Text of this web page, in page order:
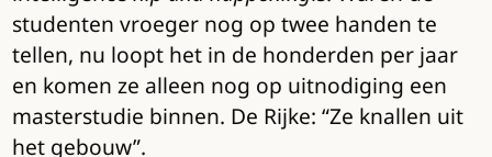
studenten vroeger nog op twee handen te
tellen, nu loopt het in de honderden per jaar
en komen ze alleen nog op uitnodiging een
masterstudie binnen. De Rijke: “Ze knallen uit
het gebouw”.